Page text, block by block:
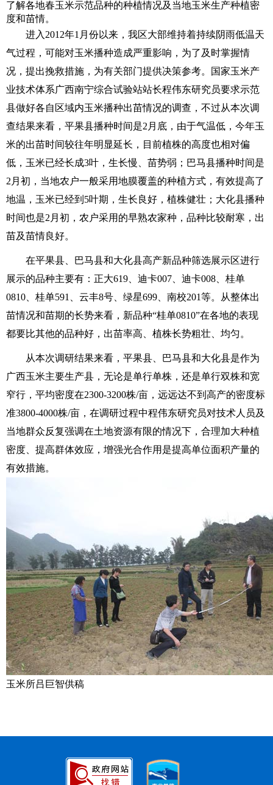
了解各地春玉米示范品种的种植情况及当地玉米生产种植密
度和苗情。
进入 2012年1 月份以来，我区大部维持着持续阴雨低温天
气过程，可能对玉米播种造成严重影响，为了及时掌握情
况，提出挽救措施，为有关部门提供决策参考。国家玉米产
业技术体系广西南宁综合试验站站长程伟东研究员要求示范
县做好各自区域内玉米播种出苗情况的调查，不过从本次调
查结果来看，平果县播种时间是2 月底，由于气温低，今年玉
米的出苗时间较往年明显延长，目前植株的高度也相对偏
低，玉米已经长成3叶，生长慢、苗势弱；巴马县播种时间是
2 月初，当地农户一般采用地膜覆盖的种植方式，有效提高了
地温，玉米已经到 5叶期，生长良好，植株健壮；大化县播种
时间也是2 月初，农户采用的早熟农家种，品种比较耐寒，出
苗及苗情良好。
在平果县、巴马县和大化县高产新品种筛选展示区进行
展示的品种主要有：正大619 、迪卡007 、迪卡008 、桂单
0810 、桂单591 、云丰8号、绿星699 、南校201等。从整体出
苗情况和苗期的长势来看，新品种“桂单0810”在各地的表现
都要比其他的品种好，出苗率高、植株长势粗壮、均匀。
从本次调研结果来看，平果县、巴马县和大化县是作为
广西玉米主要生产县，无论是单行单株，还是单行双株和宽
窄行，平均密度在2300-3200株/亩，远远达不到高产的密度标
准3800-4000株/亩，在调研过程中程伟东研究员对技术人员及
当地群众反复强调在土地资源有限的情况下，合理加大种植
密度、提高群体效应，增强光合作用是提高单位面积产量的
有效措施。
玉米所吕巨智供稿